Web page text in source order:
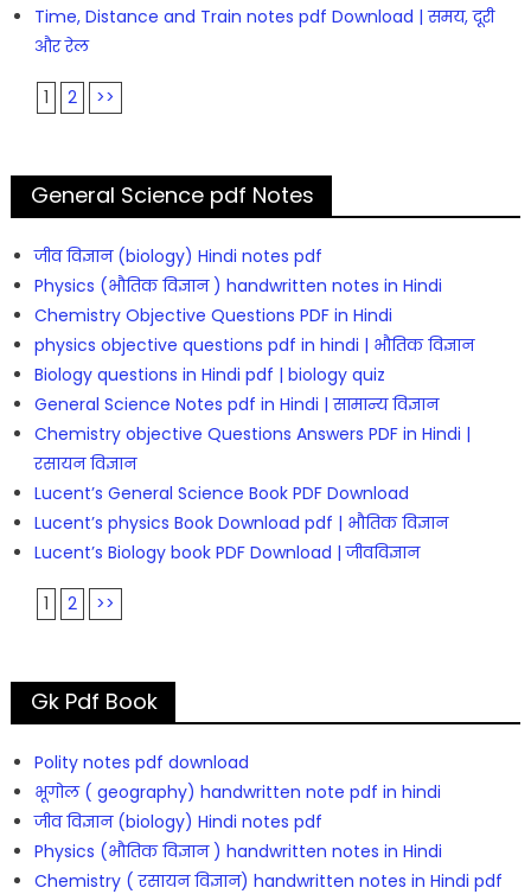
Time, Distance and Train notes pdf Download | समय, दूरी
और रेल
1 2 >>
General Science pdf Notes
जीव विज्ञान (biology) Hindi notes pdf
Physics (भौतिक विज्ञान ) handwritten notes in Hindi
Chemistry Objective Questions PDF in Hindi
physics objective questions pdf in hindi | भौतिक विज्ञान
Biology questions in Hindi pdf | biology quiz
General Science Notes pdf in Hindi | सामान्य विज्ञान
Chemistry objective Questions Answers PDF in Hindi |
रसायन विज्ञान
Lucent’s General Science Book PDF Download
Lucent’s physics Book Download pdf | भौतिक विज्ञान
Lucent’s Biology book PDF Download | जीवविज्ञान
1 2 >>
Gk Pdf Book
Polity notes pdf download
भूगोल ( geography) handwritten note pdf in hindi
जीव विज्ञान (biology) Hindi notes pdf
Physics (भौतिक विज्ञान ) handwritten notes in Hindi
Chemistry ( रसायन विज्ञान) handwritten notes in Hindi pdf